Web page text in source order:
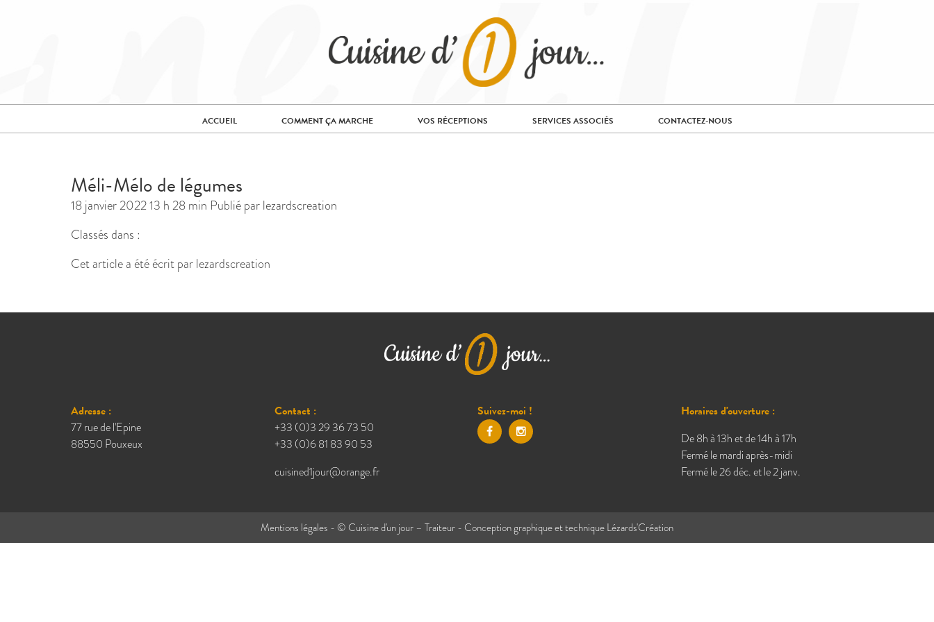
ACCUEIL COMMENT ÇA MARCHE VOS RÉCEPTIONS SERVICES ASSOCIÉS CONTACTEZ-NOUS
Méli-Mélo de légumes
18 janvier 2022 13 h 28 min Publié parlezardscreation
Classés dans :
Cet article a été écrit par lezardscreation
Adresse :
77 rue de l'Epine
88550 Pouxeux
Contact :
+33 (0)3 29 36 73 50
+33 (0)6 81 83 90 53
cuisined1jour@orange.fr
Suivez-moi ! Horaires d'ouverture :
De 8h à 13h et de 14h à 17h
Fermé le mardi après-midi
Fermé le 26 déc. et le 2 janv.
Mentions légales - © Cuisine d'un jour – Traiteur - Conception graphique et techniqueLézards'Création